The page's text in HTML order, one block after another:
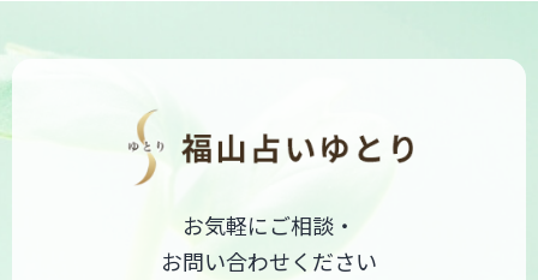
ー
シ
お気軽にご相談・
お問い合わせください